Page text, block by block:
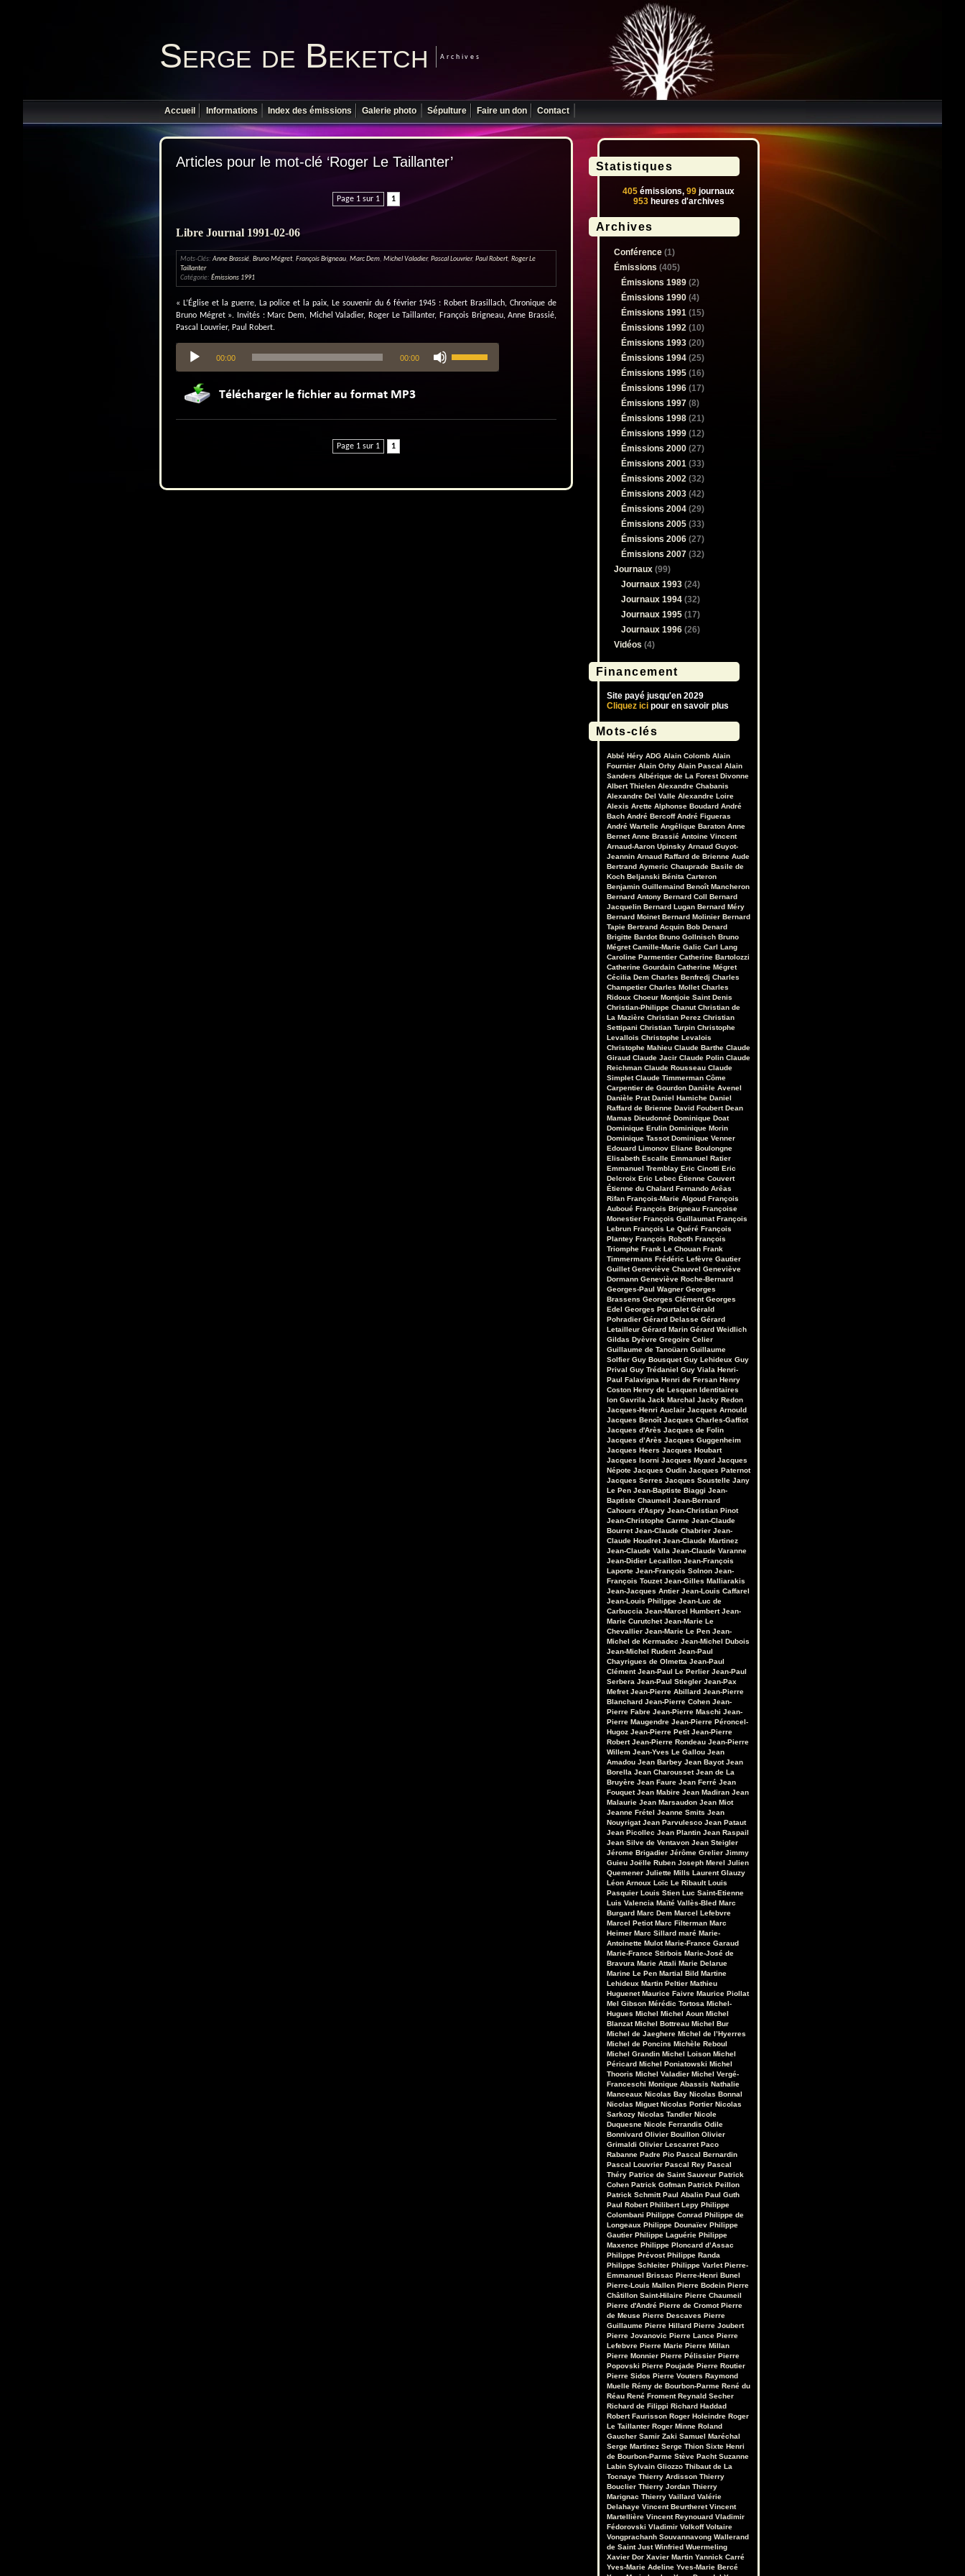
Serge de Beketch Archives
Accueil Informations Index des émissions Galerie photo Sépulture Faire un don Contact
Articles pour le mot-clé ‘Roger Le Taillanter’
Page 1 sur 1 1
Libre Journal 1991-02-06
Mots-Clés: Anne Brassié, Bruno Mégret, François Brigneau, Marc Dem, Michel Valadier, Pascal Louvrier, Paul Robert, Roger Le
Taillanter
Catégorie: Émissions 1991
« L’Église et la guerre, La police et la paix, Le souvenir du 6 février 1945 : Robert Brasillach, Chronique de
Bruno Mégret ». Invités : Marc Dem, Michel Valadier, Roger Le Taillanter, François Brigneau, Anne Brassié,
Pascal Louvrier, Paul Robert.
Lecteur
audio
00:00 00:00
les
flèches
ou
Page 1 sur 1 1
Statistiques
405 émissions, 99 journaux
953heures d'archives
Archives
Conférence (1)
Émissions (405)
Émissions 1989 (2)
Émissions 1990 (4)
Émissions 1991 (15)
Émissions 1992 (10)
Émissions 1993 (20)
Émissions 1994 (25)
Émissions 1995 (16)
Émissions 1996 (17)
Émissions 1997 (8)
Émissions 1998 (21)
Émissions 1999 (12)
Émissions 2000 (27)
Émissions 2001 (33)
Émissions 2002 (32)
Émissions 2003 (42)
Émissions 2004 (29)
Émissions 2005 (33)
Émissions 2006 (27)
Émissions 2007 (32)
Journaux (99)
Journaux 1993 (24)
Journaux 1994 (32)
Journaux 1995 (17)
Journaux 1996 (26)
Vidéos (4)
Financement
Site payé jusqu'en 2029
Cliquez ici pour en savoir plus
Mots-clés
Abbé Héry ADG Alain Colomb Alain
Fournier Alain Orhy Alain Pascal Alain
Sanders Albérique de La Forest Divonne
Albert Thielen Alexandre Chabanis
Alexandre Del Valle Alexandre Loire
Alexis Arette Alphonse Boudard André
Bach André Bercoff André Figueras
André Wartelle Angélique Baraton Anne
Bernet Anne Brassié Antoine Vincent
Arnaud-Aaron Upinsky Arnaud Guyot-
Jeannin Arnaud Raffard de Brienne Aude
Bertrand Aymeric Chauprade Basile de
Koch Beljanski Bénita Carteron
Benjamin Guillemaind Benoît Mancheron
Bernard Antony Bernard Coll Bernard
Jacquelin Bernard Lugan Bernard Méry
Bernard Moinet Bernard Molinier Bernard
Tapie Bertrand Acquin Bob Denard
Brigitte Bardot Bruno Gollnisch Bruno
Mégret Camille-Marie Galic Carl Lang
Caroline Parmentier Catherine Bartolozzi
Catherine Gourdain Catherine Mégret
Cécilia Dem Charles Benfredj Charles
Champetier Charles Mollet Charles
Ridoux Choeur Montjoie Saint Denis
Christian-Philippe Chanut Christian de
La Mazière Christian Perez Christian
Settipani Christian Turpin Christophe
Levallois Christophe Levalois
Christophe Mahieu Claude Barthe Claude
Giraud Claude Jacir Claude Polin Claude
Reichman Claude Rousseau Claude
Simplet Claude Timmerman Côme
Carpentier de Gourdon Danièle Avenel
Danièle Prat Daniel Hamiche Daniel
Raffard de Brienne David Foubert Dean
Mamas Dieudonné Dominique Doat
Dominique Erulin Dominique Morin
Dominique Tassot Dominique Venner
Edouard Limonov Eliane Boulongne
Elisabeth Escalle Emmanuel Ratier
Emmanuel Tremblay Eric Cinotti Eric
Delcroix Eric Lebec Étienne Couvert
Étienne du Chalard Fernando Arêas
Rifan François-Marie Algoud François
Auboué François Brigneau Françoise
Monestier François Guillaumat François
Lebrun François Le Quéré François
Plantey François Roboth François
Triomphe Frank Le Chouan Frank
Timmermans Frédéric Lefèvre Gautier
Guillet Geneviève Chauvel Geneviève
Dormann Geneviève Roche-Bernard
Georges-Paul Wagner Georges
Brassens Georges Clément Georges
Edel Georges Pourtalet Gérald
Pohradier Gérard Delasse Gérard
Letailleur Gérard Marin Gérard Weidlich
Gildas Dyèvre Gregoire Celier
Guillaume de Tanoüarn Guillaume
Solfier Guy Bousquet Guy Lehideux Guy
Prival Guy Trédaniel Guy Viala Henri-
Paul Falavigna Henri de Fersan Henry
Coston Henry de Lesquen Identitaires
Ion Gavrila Jack Marchal Jacky Redon
Jacques-Henri Auclair Jacques Arnould
Jacques Benoît Jacques Charles-Gaffiot
Jacques d'Arès Jacques de Folin
Jacques d’Arès Jacques Guggenheim
Jacques Heers Jacques Houbart
Jacques Isorni Jacques Myard Jacques
Népote Jacques Oudin Jacques Paternot
Jacques Serres Jacques Soustelle Jany
Le Pen Jean-Baptiste Biaggi Jean-
Baptiste Chaumeil Jean-Bernard
Cahours d'Aspry Jean-Christian Pinot
Jean-Christophe Carme Jean-Claude
Bourret Jean-Claude Chabrier Jean-
Claude Houdret Jean-Claude Martinez
Jean-Claude Valla Jean-Claude Varanne
Jean-Didier Lecaillon Jean-François
Laporte Jean-François Solnon Jean-
François Touzet Jean-Gilles Malliarakis
Jean-Jacques Antier Jean-Louis Caffarel
Jean-Louis Philippe Jean-Luc de
Carbuccia Jean-Marcel Humbert Jean-
Marie Curutchet Jean-Marie Le
Chevallier Jean-Marie Le Pen Jean-
Michel de Kermadec Jean-Michel Dubois
Jean-Michel Rudent Jean-Paul
Chayrigues de Olmetta Jean-Paul
Clément Jean-Paul Le Perlier Jean-Paul
Serbera Jean-Paul Stiegler Jean-Pax
Mefret Jean-Pierre Abillard Jean-Pierre
Blanchard Jean-Pierre Cohen Jean-
Pierre Fabre Jean-Pierre Maschi Jean-
Pierre Maugendre Jean-Pierre Péroncel-
Hugoz Jean-Pierre Petit Jean-Pierre
Robert Jean-Pierre Rondeau Jean-Pierre
Willem Jean-Yves Le Gallou Jean
Amadou Jean Barbey Jean Bayot Jean
Borella Jean Charousset Jean de La
Bruyère Jean Faure Jean Ferré Jean
Fouquet Jean Mabire Jean Madiran Jean
Malaurie Jean Marsaudon Jean Miot
Jeanne Frétel Jeanne Smits Jean
Nouyrigat Jean Parvulesco Jean Pataut
Jean Picollec Jean Plantin Jean Raspail
Jean Silve de Ventavon Jean Steigler
Jérome Brigadier Jérôme Grelier Jimmy
Guieu Joëlle Ruben Joseph Merel Julien
Quemener Juliette Mills Laurent Glauzy
Léon Arnoux Loïc Le Ribault Louis
Pasquier Louis Stien Luc Saint-Etienne
Luis Valencia Maïté Vallès-Bled Marc
Burgard Marc Dem Marcel Lefebvre
Marcel Petiot Marc Filterman Marc
Heimer Marc Sillard maré Marie-
Antoinette Mulot Marie-France Garaud
Marie-France Stirbois Marie-José de
Bravura Marie Attali Marie Delarue
Marine Le Pen Martial Bild Martine
Lehideux Martin Peltier Mathieu
Huguenet Maurice Faivre Maurice Piollat
Mel Gibson Mérédic Tortosa Michel-
Hugues Michel Michel Aoun Michel
Blanzat Michel Bottreau Michel Bur
Michel de Jaeghere Michel de l’Hyerres
Michel de Poncins Michèle Reboul
Michel Grandin Michel Loison Michel
Péricard Michel Poniatowski Michel
Thooris Michel Valadier Michel Vergé-
Franceschi Monique Abassis Nathalie
Manceaux Nicolas Bay Nicolas Bonnal
Nicolas Miguet Nicolas Portier Nicolas
Sarkozy Nicolas Tandler Nicole
Duquesne Nicole Ferrandis Odile
Bonnivard Olivier Bouillon Olivier
Grimaldi Olivier Lescarret Paco
Rabanne Padre Pio Pascal Bernardin
Pascal Louvrier Pascal Rey Pascal
Théry Patrice de Saint Sauveur Patrick
Cohen Patrick Gofman Patrick Peillon
Patrick Schmitt Paul Abalin Paul Guth
Paul Robert Philibert Lepy Philippe
Colombani Philippe Conrad Philippe de
Longeaux Philippe Dounaïev Philippe
Gautier Philippe Laguérie Philippe
Maxence Philippe Ploncard d’Assac
Philippe Prévost Philippe Randa
Philippe Schleiter Philippe Varlet Pierre-
Emmanuel Brissac Pierre-Henri Bunel
Pierre-Louis Mallen Pierre Bodein Pierre
Châtillon Saint-Hilaire Pierre Chaumeil
Pierre d'André Pierre de Cromot Pierre
de Meuse Pierre Descaves Pierre
Guillaume Pierre Hillard Pierre Joubert
Pierre Jovanovic Pierre Lance Pierre
Lefebvre Pierre Marie Pierre Millan
Pierre Monnier Pierre Pélissier Pierre
Popovski Pierre Poujade Pierre Routier
Pierre Sidos Pierre Vouters Raymond
Muelle Rémy de Bourbon-Parme René du
Réau René Froment Reynald Secher
Richard de Filippi Richard Haddad
Robert Faurisson Roger Holeindre Roger
Le Taillanter Roger Minne Roland
Gaucher Samir Zaki Samuel Maréchal
Serge Martinez Serge Thion Sixte Henri
de Bourbon-Parme Stève Pacht Suzanne
Labin Sylvain Gliozzo Thibaut de La
Tocnaye Thierry Ardisson Thierry
Bouclier Thierry Jordan Thierry
Marignac Thierry Vaillard Valérie
Delahaye Vincent Beurtheret Vincent
Martellière Vincent Reynouard Vladimir
Fédorovski Vladimir Volkoff Voltaire
Vongprachanh Souvannavong Wallerand
de Saint Just Winfried Wuermeling
Xavier Dor Xavier Martin Yannick Carré
Yves-Marie Adeline Yves-Marie Bercé